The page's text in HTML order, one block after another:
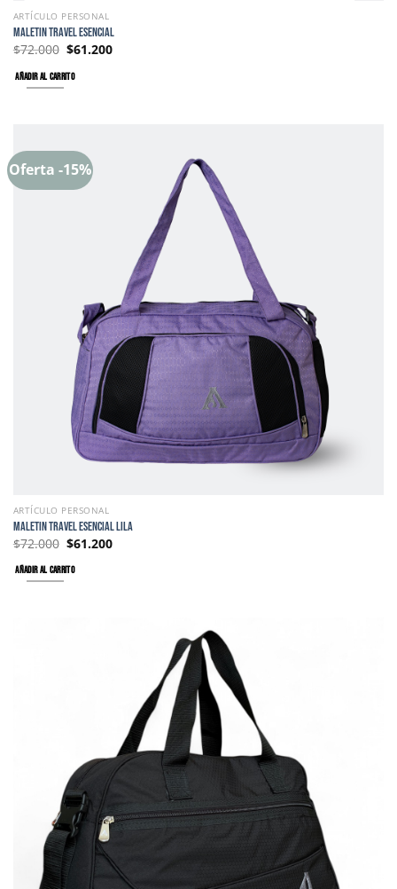
ARTÍCULO PERSONAL
MALETIN TRAVEL ESENCIAL
$72.000 $61.200
AÑADIR AL CARRITO
Oferta -15%
ARTÍCULO PERSONAL
MALETIN TRAVEL ESENCIAL LILA
$72.000 $61.200
AÑADIR AL CARRITO